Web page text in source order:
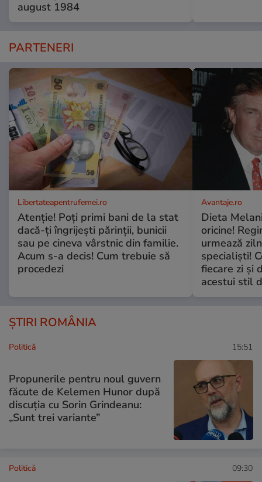
august 1984
PARTENERI
Libertateapentrufemei.ro
Atenție! Poți primi bani de la stat
dacă-ți îngrijești părinții, bunicii
sau pe cineva vârstnic din familie.
Acum s-a decis! Cum trebuie să
procedezi
Avantaje.ro
Dieta
oricine!
urmează
specialiști!
fiecare zi și
acestui stil
ȘTIRI ROMÂNIA
Politică 15:51
Propunerile pentru noul guvern
făcute de Kelemen Hunor după
discuția cu Sorin Grindeanu:
„Sunt trei variante”
Politică 09:30